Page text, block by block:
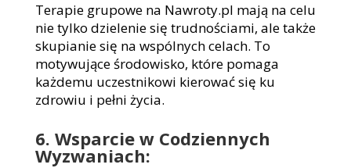
Terapie grupowe na Nawroty.pl mają na celu
nie tylko dzielenie się trudnościami, ale także
skupianie się na wspólnych celach. To
motywujące środowisko, które pomaga
każdemu uczestnikowi kierować się ku
zdrowiu i pełni życia.
6. Wsparcie w Codziennych
Wyzwaniach: